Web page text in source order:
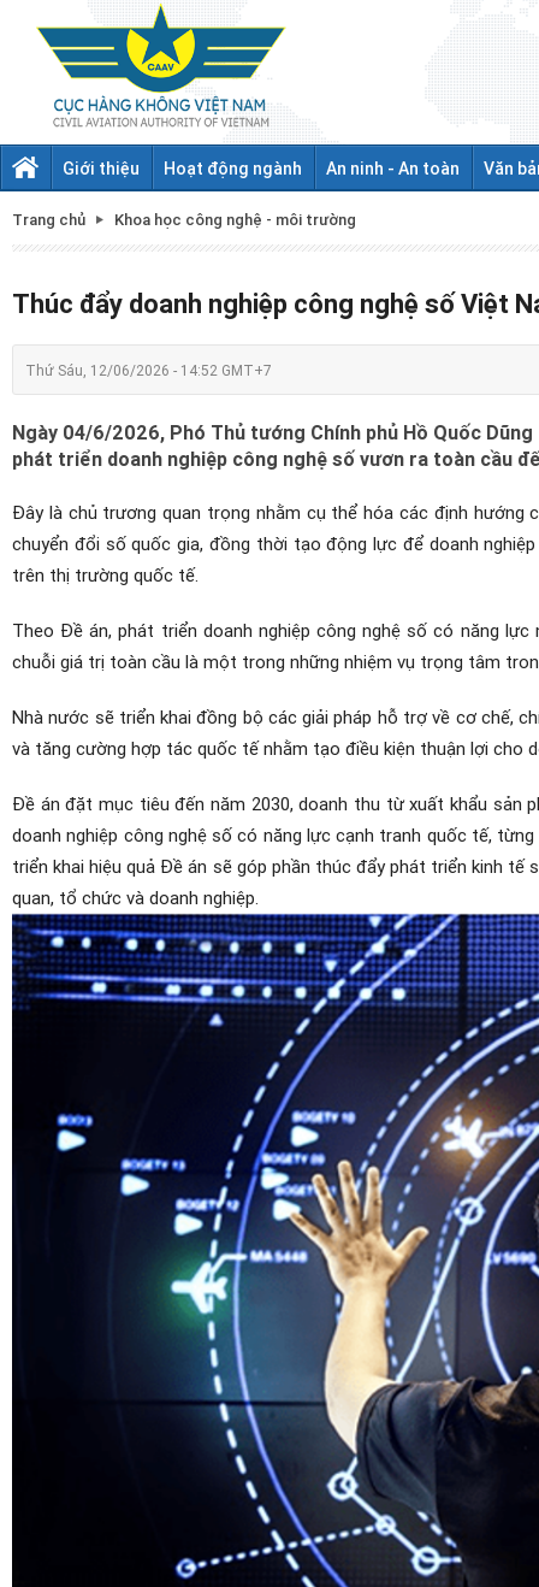
Giới thiệu Hoạt động ngành An ninh - An toàn Văn
Trang chủ Khoa học công nghệ - môi trường
Thúc đẩy doanh nghiệp công nghệ số Việt
Thứ Sáu, 12/06/2026 - 14:52 GMT+7
Ngày 04/6/2026, Phó Thủ tướng Chính phủ Hồ Quốc
phát triển doanh nghiệp công nghệ số vươn ra toàn cầu
Đây là chủ trương quan trọng nhằm cụ thể hóa các định hướng
chuyển đổi số quốc gia, đồng thời tạo động lực để doanh
trên thị trường quốc tế.
Theo Đề án, phát triển doanh nghiệp công nghệ số có năng
chuỗi giá trị toàn cầu là một trong những nhiệm vụ trọng tâm
Nhà nước sẽ triển khai đồng bộ các giải pháp hỗ trợ về cơ chế,
và tăng cường hợp tác quốc tế nhằm tạo điều kiện thuận lợi cho
Đề án đặt mục tiêu đến năm 2030, doanh thu từ xuất khẩu sản
doanh nghiệp công nghệ số có năng lực cạnh tranh quốc tế,
triển khai hiệu quả Đề án sẽ góp phần thúc đẩy phát triển kinh
quan, tổ chức và doanh nghiệp.